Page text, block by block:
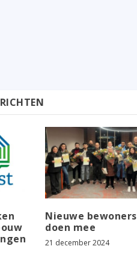
Nieuwe bewoners
doen mee
21 december 2024